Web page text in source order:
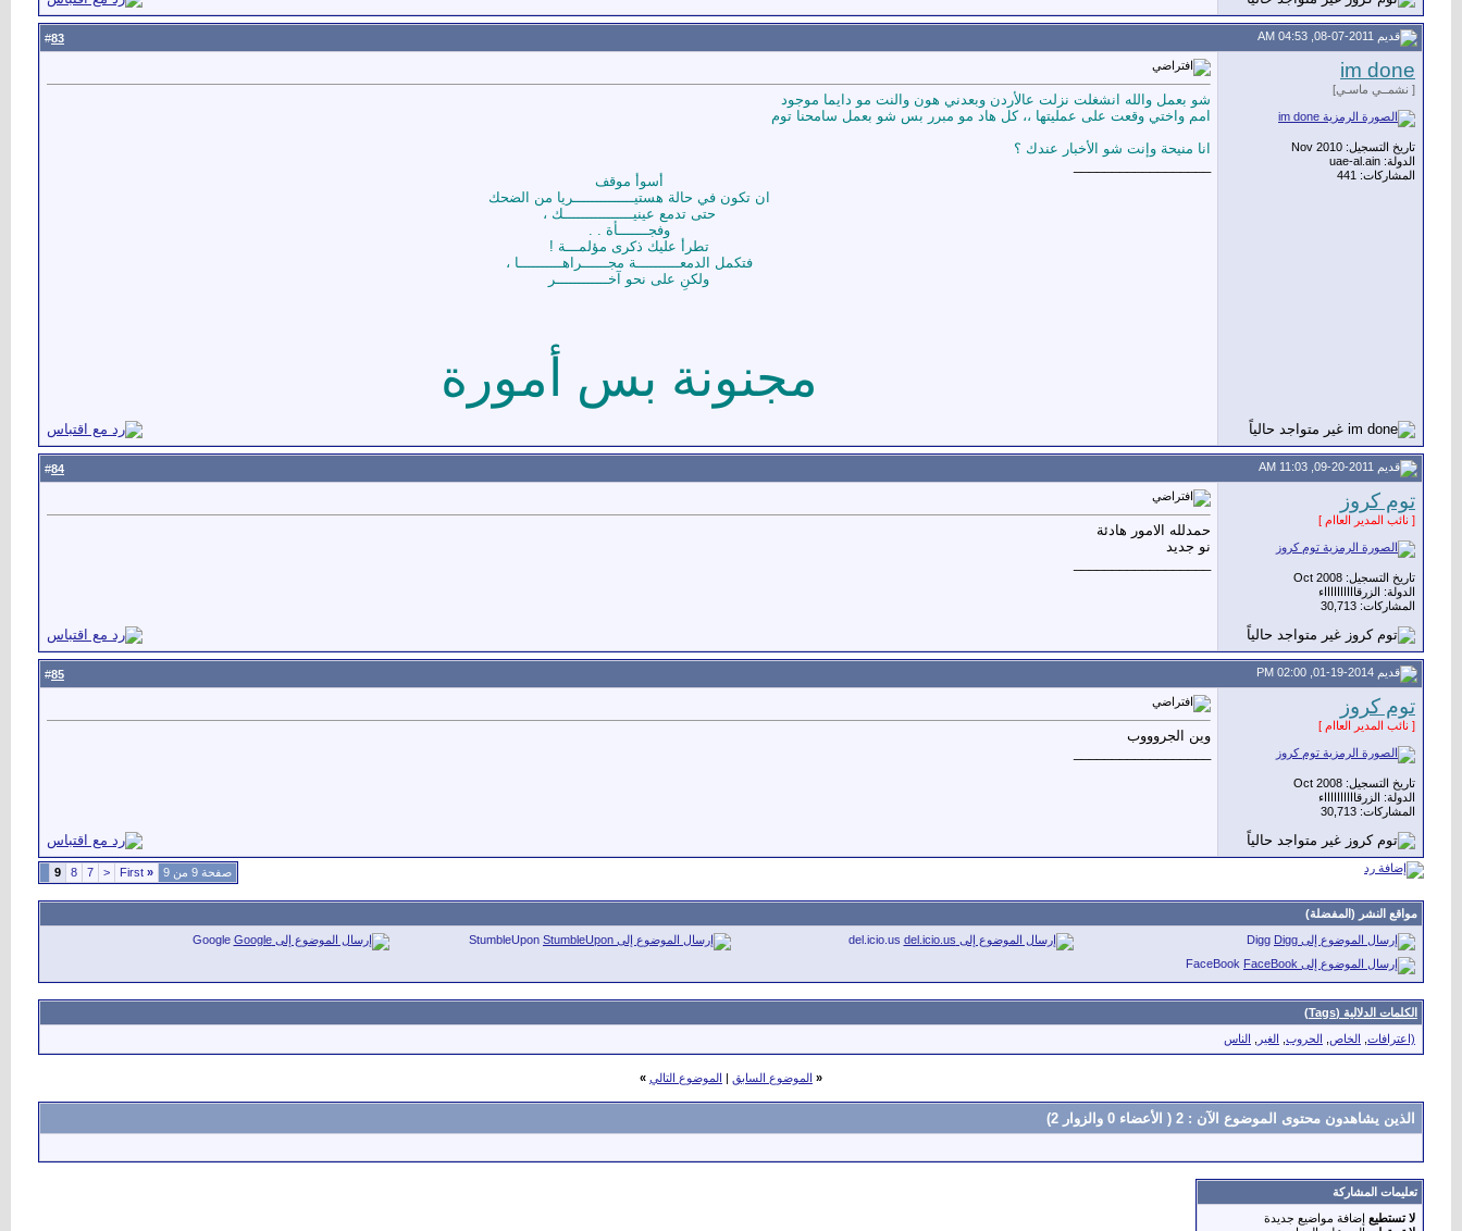
83
im done
[ نشمــي ماسـي]
تاريخ التسجيل: Nov 2010
الدولة: uae-al.ain
المشاركات: 441
شو بعمل والله انشغلت نزلت عالأردن وبعدني هون والنت مو دايما موجود
امم واختي وقعت على عمليتها ،، كل هاد مو مبرر بس شو بعمل سامحنا توم
انا منيحة وإنت شو الأخبار عندك ؟
أسوأ موقف
ان تكون في حالة هستيــــــــــــــريا من الضحك
حتى تدمع عينيــــــــــــــــك ،
وفجـــــــأة . .
تطرأ عليك ذكرى مؤلمـــة !
فتكمل الدمعــــــــــة مجــــــراهــــــــــا ،
ولكنِ على نحو آخــــــــــــر
مجنونة بس أمورة
84
توم كروز
[ نائب المدير العاام ]
تاريخ التسجيل: Oct 2008
الدولة: الزرقااااااااااء
المشاركات: 30,713
حمدلله الامور هادئة
نو جديد
85
توم كروز
[ نائب المدير العاام ]
تاريخ التسجيل: Oct 2008
الدولة: الزرقااااااااااء
المشاركات: 30,713
وين الجروووب
صفحة 9 من 9 «
<
7
8
9
مواقع النشر (المفضلة)
Digg
del.icio.us
StumbleUpon
Google
FaceBook
الكلمات الدلالية (Tags)
(اعترافات الخاص الحروب الغير الناس
« الموضوع السابق | الموضوع التالي »
الذين يشاهدون محتوى الموضوع الآن : 2 ( الأعضاء 0 والزوار 2)
تعليمات المشاركة
لا تستطيع إضافة مواضيع جديدة